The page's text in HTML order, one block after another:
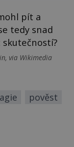
pít a
tedy snad
via Wikimedia
pověst